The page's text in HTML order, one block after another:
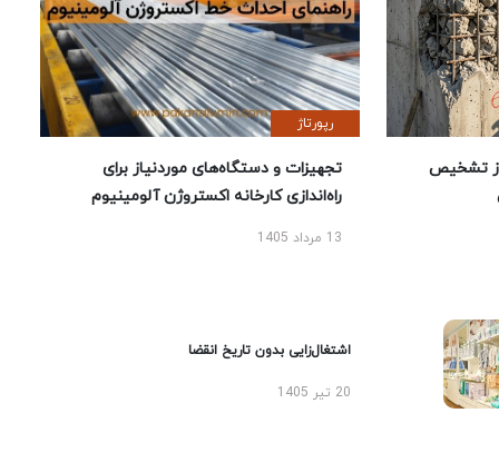
تشخیص
رپورتاژ
تجهیزات و دستگاه‌های موردنیاز برای
راه‌اندازی کارخانه اکستروژن آلومینیوم
13 مرداد 1405
اشتغال‌زایی بدون تاریخ انقضا
20 تیر 1405